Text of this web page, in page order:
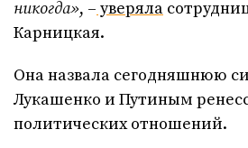
никогда», – уверяла
Карницкая.
Она назвала сегодняшнюю
Лукашенко и Путиным
политических отношений.